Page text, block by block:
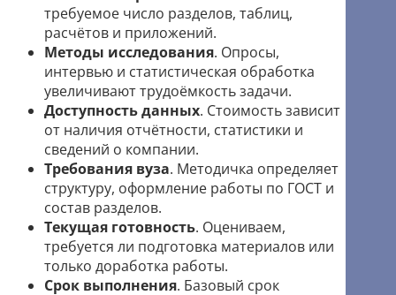
требуемое число разделов, таблиц,
расчётов и приложений.
Методы исследования. Опросы,
интервью и статистическая обработка
увеличивают трудоёмкость задачи.
Доступность данных. Стоимость зависит
от наличия отчётности, статистики и
сведений о компании.
Требования вуза. Методичка определяет
структуру, оформление работы по ГОСТ и
состав разделов.
Текущая готовность. Оцениваем,
требуется ли подготовка материалов или
только доработка работы.
Срок выполнения. Базовый срок